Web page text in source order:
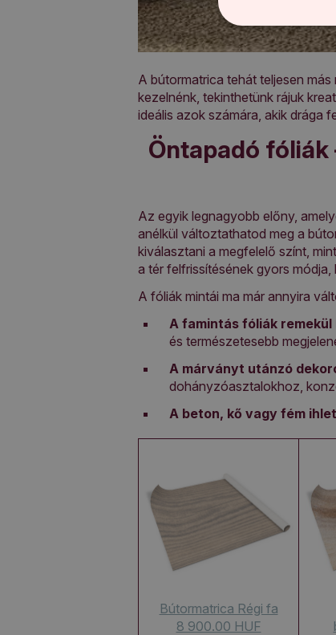
A bútormatrica tehát teljesen
kezelnénk, tekinthetünk rájuk
ideális azok számára, akik drága
Öntapadó fóliák
Az egyik legnagyobb előny,
anélkül változtathatod meg a
kiválasztani a megfelelő színt,
a tér felfrissítésének gyors
A fóliák mintái ma már annyira
A famintás fóliák
és természetesebb
A márványt utánzó
dohányzóasztalokhoz,
A beton, kő vagy fém
Bútormatrica Régi fa
8 900.00 HUF